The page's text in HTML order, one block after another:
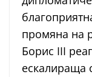
промяна на
Борис III
ескалираща